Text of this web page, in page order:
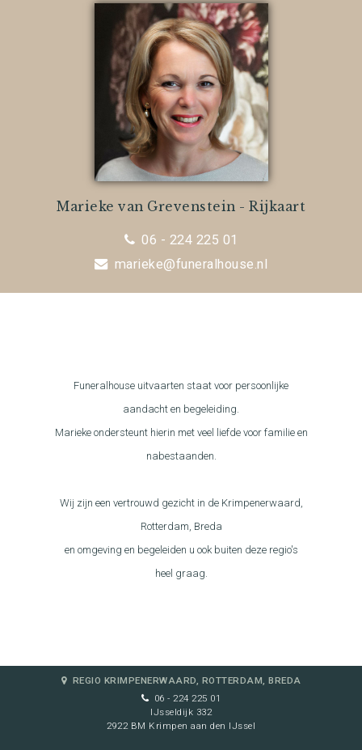
Marieke van Grevenstein - Rijkaart
06 - 224 225 01
marieke@funeralhouse.nl
Funeralhouse uitvaarten staat voor persoonlijke
aandacht en begeleiding.
Marieke ondersteunt hierin met veel liefde voor familie en
nabestaanden.
Wij zijn een vertrouwd gezicht in de Krimpenerwaard,
Rotterdam, Breda
en omgeving en begeleiden u ook buiten deze regio's
heel graag.
REGIO KRIMPENERWAARD, ROTTERDAM, BREDA
06 - 224 225 01
IJsseldijk 332
2922 BM Krimpen aan den IJssel